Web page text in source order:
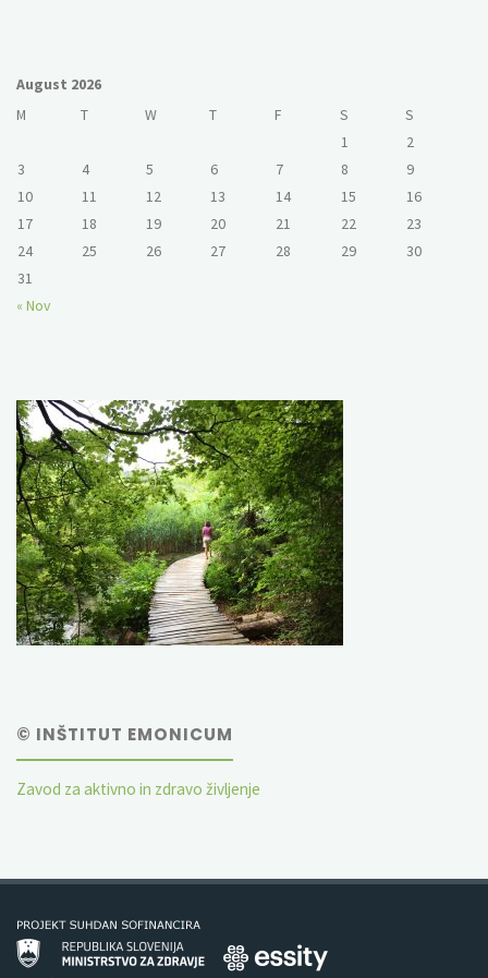
August 2026
M
T W T F S S
« Nov
1
2
3
4 5 6 7 8
9
10
11 12 13 14 15
16
17
18 19 20 21 22
23
24
25 26 27 28 29
30
31
© INŠTITUT EMONICUM
Zavod za aktivno in zdravo življenje